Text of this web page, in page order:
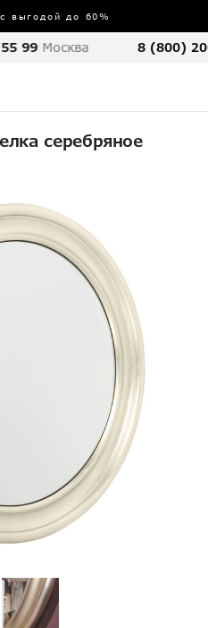
выгодой до 60%
99 Москва 8 (800)
серебряное